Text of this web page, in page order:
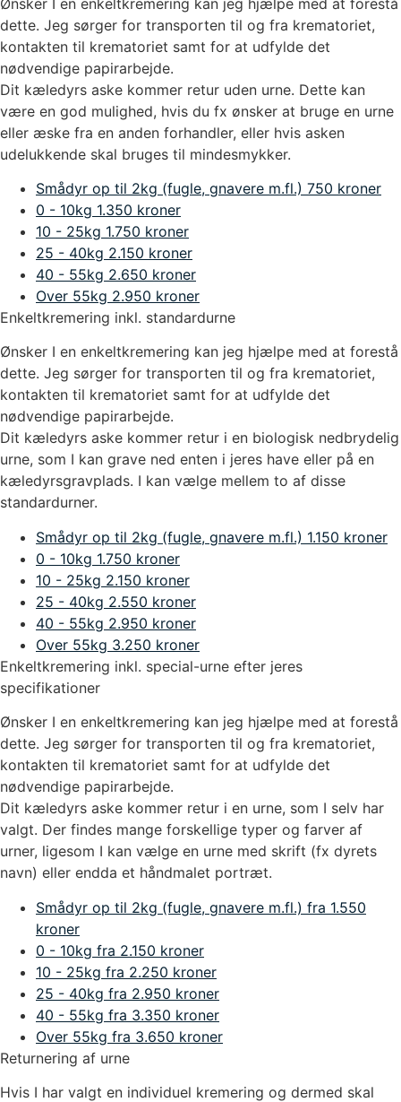
dette. Jeg sørger for transporten til og fra krematoriet,
kontakten til krematoriet samt for at udfylde det
nødvendige papirarbejde.
Dit kæledyrs aske kommer retur uden urne. Dette kan
være en god mulighed, hvis du fx ønsker at bruge en urne
eller æske fra en anden forhandler, eller hvis asken
udelukkende skal bruges til mindesmykker.
Smådyr op til 2kg (fugle, gnavere m.fl.) 750 kroner
0 - 10kg 1.350 kroner
10 - 25kg 1.750 kroner
25 - 40kg 2.150 kroner
40 - 55kg 2.650 kroner
Over 55kg 2.950 kroner
Enkeltkremering inkl. standardurne
Ønsker I en enkeltkremering kan jeg hjælpe med at forestå
dette. Jeg sørger for transporten til og fra krematoriet,
kontakten til krematoriet samt for at udfylde det
nødvendige papirarbejde.
Dit kæledyrs aske kommer retur i en biologisk nedbrydelig
urne, som I kan grave ned enten i jeres have eller på en
kæledyrsgravplads. I kan vælge mellem to af disse
standardurner.
Smådyr op til 2kg (fugle, gnavere m.fl.) 1.150 kroner
0 - 10kg 1.750 kroner
10 - 25kg 2.150 kroner
25 - 40kg 2.550 kroner
40 - 55kg 2.950 kroner
Over 55kg 3.250 kroner
Enkeltkremering inkl. special-urne efter jeres
specifikationer
Ønsker I en enkeltkremering kan jeg hjælpe med at forestå
dette. Jeg sørger for transporten til og fra krematoriet,
kontakten til krematoriet samt for at udfylde det
nødvendige papirarbejde.
Dit kæledyrs aske kommer retur i en urne, som I selv har
valgt. Der findes mange forskellige typer og farver af
urner, ligesom I kan vælge en urne med skrift (fx dyrets
navn) eller endda et håndmalet portræt.
Smådyr op til 2kg (fugle, gnavere m.fl.) fra 1.550
kroner
0 - 10kg fra 2.150 kroner
10 - 25kg fra 2.250 kroner
25 - 40kg fra 2.950 kroner
40 - 55kg fra 3.350 kroner
Over 55kg fra 3.650 kroner
Returnering af urne
Hvis I har valgt en individuel kremering og dermed skal